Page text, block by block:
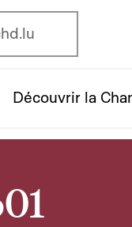
Découvrir la